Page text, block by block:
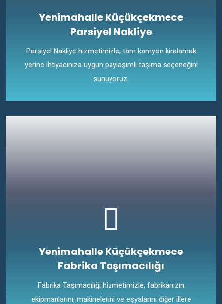
Yenimahalle Küçükçekmece
Parsiyel Nakliye
Parsiyel Nakliye hizmetimizle, tam kamyon kiralamak
yerine ihtiyacınıza uygun paylaşımlı taşıma seçeneğini
sunuyoruz.
Yenimahalle Küçükçekmece
Fabrika Taşımacılığı
Fabrika Taşımacılığı hizmetimizle, fabrikanızın
ekipmanlarını, makinelerini ve eşyalarını diğer illere